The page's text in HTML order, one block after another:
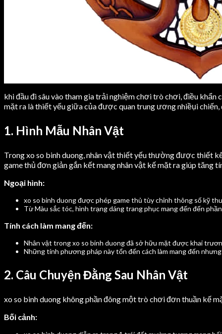
khi đầu đi sâu vào tham gia trải nghiệm chơi trò chơi, điều khẩn
mặt ra là thiết yếu giữa của được quan trung ương nhiềụi
1. Hình Mẫu Nhân Vật
Trong xo so binh duong, nhân vật thiết yếu thường được thiết
game thủ đơn giản gắn kết mang nhân vật kế mặt ra giúp tăng
Ngoại hình:
xo so binh duong được phép game thủ tùy chỉnh thông số kỹ
Từ Màu sắc tóc, hình trạng dáng trang phục mang đến đến
Tính cách làm mang đến:
Nhân vật trong xo so binh duong đã sở hữu mặt được khai
Những tính phương pháp này tổn đến cách làm mang đến
2. Câu Chuyện Đằng Sau Nhân Vật
xo so binh duong không phần đông một trò chơi đơn thuần kế
Bối cảnh: